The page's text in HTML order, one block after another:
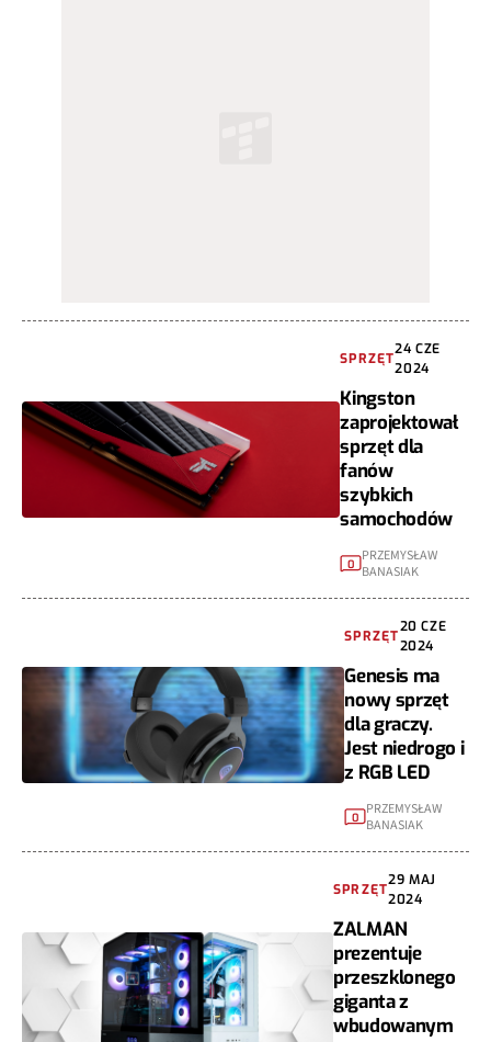
SPRZĘT
24 CZE
2024
Kingston
zaprojektował
sprzęt dla
fanów
szybkich
samochodów
0
PRZEMYSŁAW
BANASIAK
SPRZĘT
20 CZE
2024
Genesis ma
nowy sprzęt
dla graczy.
Jest niedrogo i
z RGB LED
0
PRZEMYSŁAW
BANASIAK
SPRZĘT
29 MAJ
2024
ZALMAN
prezentuje
przeszklonego
giganta z
wbudowanym